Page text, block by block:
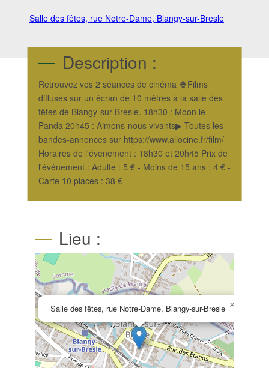
Salle des fêtes, rue Notre-Dame, Blangy-sur-Bresle
Description :
Retrouvez vos 2 séances de cinéma 🍿Films
diffusés sur un écran de 10 mètres à la salle des
fêtes de Blangy-sur-Bresle. 18h30 : Moon le
Panda 20h45 : Aimons-nous vivants▶ Toutes les
bandes-annonces sur https://www.allocine.fr/film/
Horaires de l'évenement : 18h30 et 20h45 Prix de
l'événement : Adulte : 5 € - Moins de 15 ans : 4 € -
Carte 10 places : 38 €
Lieu :
Salle des fêtes, rue Notre-Dame, Blangy-sur-Bresle ×